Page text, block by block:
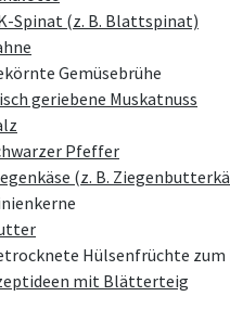
Spinat (z. B. Blattspinat)
Gemüsebrühe
geriebene Muskatnuss
Pfeffer
(z. B.
Hülsenfrüchte zum
mit Blätterteig